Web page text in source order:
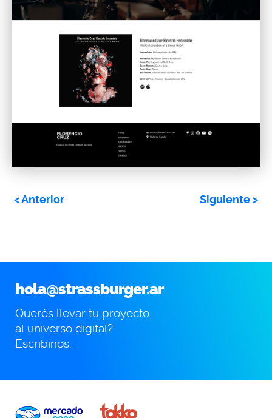
Siguiente >
<Anterior
hola@strassburger.ar
Querés llevar tu proyecto
al universo digital?
Escribinos.